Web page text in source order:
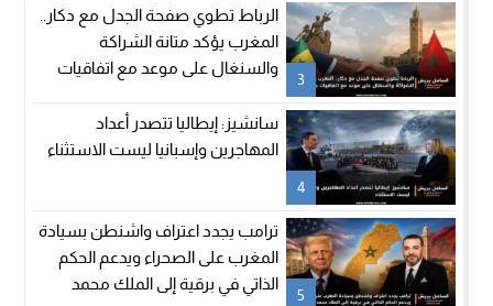
3
الرباط تطوي صفحة الجدل مع دكار..
المغرب يؤكد متانة الشراكة
والسنغال على موعد مع اتفاقيات
4
سانشيز: إيطاليا تتصدر أعداد
المهاجرين وإسبانيا ليست الاستثناء
5
ترامب يجدد اعتراف واشنطن بسيادة
المغرب على الصحراء ويدعم الحكم
الذاتي في برقية إلى الملك محمد